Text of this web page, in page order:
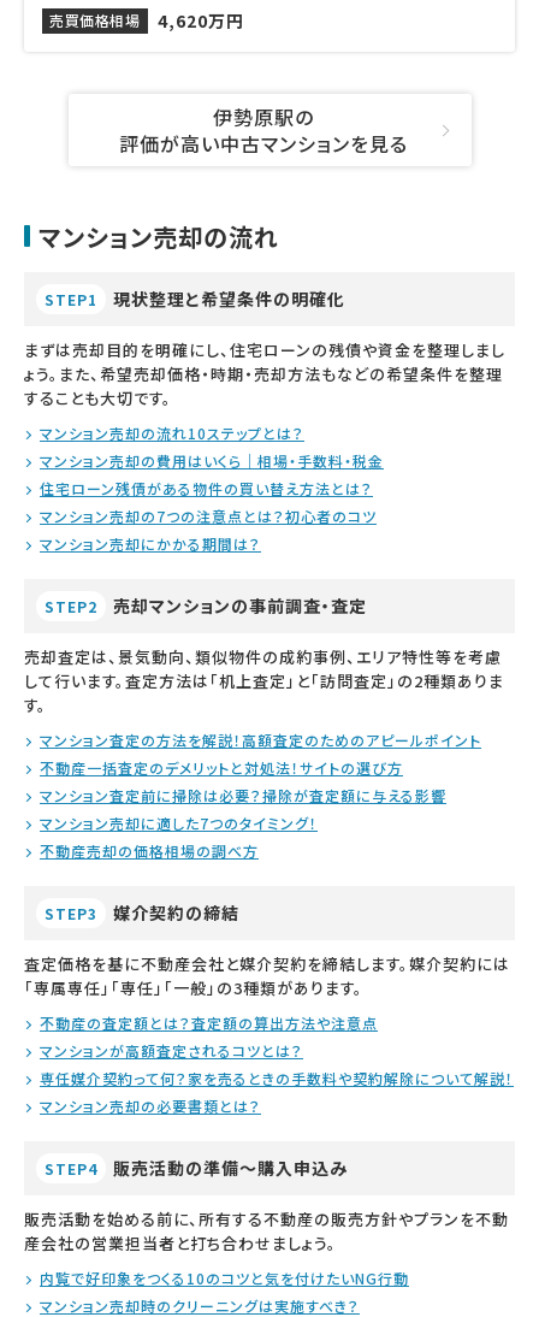
売買価格相場
4,620万円
伊勢原駅の
評価が高い中古マンションを見る
マンション売却の流れ
STEP1 現状整理と希望条件の明確化
まずは売却目的を明確にし、住宅ローンの残債や資金を整理しまし
ょう。また、希望売却価格・時期・売却方法もなどの希望条件を整理
することも大切です。
マンション売却の流れ10ステップとは？
マンション売却の費用はいくら｜相場・手数料・税金
住宅ローン残債がある物件の買い替え方法とは？
マンション売却の7つの注意点とは？初心者のコツ
マンション売却にかかる期間は？
STEP2 売却マンションの事前調査・査定
売却査定は、景気動向、類似物件の成約事例、エリア特性等を考慮
して行います。査定方法は「机上査定」と「訪問査定」の2種類ありま
す。
マンション査定の方法を解説！高額査定のためのアピールポイント
不動産一括査定のデメリットと対処法！サイトの選び方
マンション査定前に掃除は必要？掃除が査定額に与える影響
マンション売却に適した7つのタイミング！
不動産売却の価格相場の調べ方
STEP3 媒介契約の締結
査定価格を基に不動産会社と媒介契約を締結します。媒介契約には
「専属専任」「専任」「一般」の3種類があります。
不動産の査定額とは？査定額の算出方法や注意点
マンションが高額査定されるコツとは？
専任媒介契約って何？家を売るときの手数料や契約解除について解説！
マンション売却の必要書類とは？
STEP4 販売活動の準備～購入申込み
販売活動を始める前に、所有する不動産の販売方針やプランを不動
産会社の営業担当者と打ち合わせましょう。
内覧で好印象をつくる10のコツと気を付けたいNG行動
マンション売却時のクリーニングは実施すべき？